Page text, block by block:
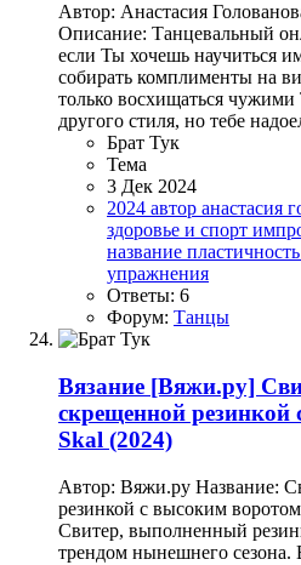
Автор: Анастасия
Описание: Танцевальный
если Ты хочешь научиться
собирать комплименты на
только восхищаться
другого стиля, но тебе
Брат Тук
Тема
3 Дек 2024
2024 автор анастасия
здоровье и спорт
название пластичность
упражнения
Ответы: 6
Форум: Танцы
Вязание [Вяжи.ру]
скрещенной
Skal (2024)
Автор: Вяжи.ру Название:
резинкой с высоким
Свитер, выполненный
трендом нынешнего сезона.